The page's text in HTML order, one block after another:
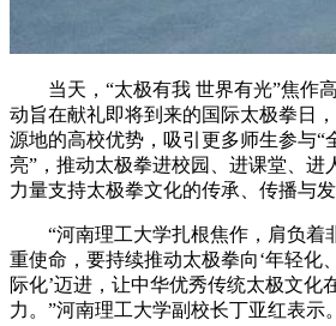
当天，“太极有我 世界有光”焦作
动旨在献礼即将到来的国际太极拳日
源地的高校优势，吸引更多师生参与“
亮”，推动太极拳进校园、进课堂、进
力量支持太极拳文化的传承、传播与发
“河南理工大学扎根焦作，肩负着
重使命，要持续推动太极拳向‘年轻化
际化’迈进，让中华优秀传统太极文化
力。”河南理工大学副校长丁亚红表示。